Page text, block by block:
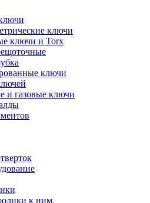
ключи
ключи и Torx
ключи
и газовые ключи
к ним.